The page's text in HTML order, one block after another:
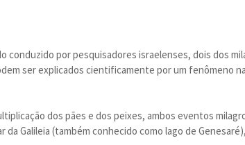
conduzido por pesquisadores israelenses, dois dos
ser explicados cientificamente por um fenômeno
dos pães e dos peixes, ambos eventos
da Galileia (também conhecido como lago de